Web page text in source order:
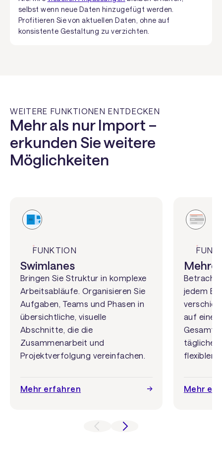
selbst wenn neue Daten hinzugefügt werden.
Profitieren Sie von aktuellen Daten, ohne auf
konsistente Gestaltung zu verzichten.
WEITERE FUNKTIONEN ENTDECKEN
Mehr als nur Import –
erkunden Sie weitere
Möglichkeiten
FUNKTION
Swimlanes
Bringen Sie Struktur in komplexe
Arbeitsabläufe. Organisieren Sie
Aufgaben, Teams und Phasen in
übersichtliche, visuelle
Abschnitte, die die
Zusammenarbeit und
Projektverfolgung vereinfachen.
Mehr erfahren
jedem
auf einer
täglichen
flexiblere
Mehr